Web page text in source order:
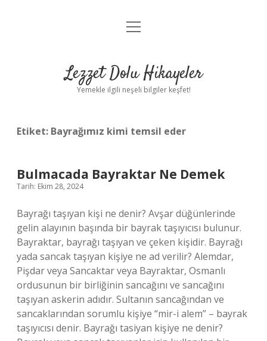
Anasayfa
Yasal Uyarı
menüyü
Lezzet Dolu Hikayeler
Yemekle ilgili neşeli bilgiler keşfet!
Etiket: Bayrağımız kimi temsil eder
Bulmacada Bayraktar Ne Demek
Tarih: Ekim 28, 2024
Bayrağı taşıyan kişi ne denir? Avşar düğünlerinde
gelin alayının başında bir bayrak taşıyıcısı bulunur.
Bayraktar, bayrağı taşıyan ve çeken kişidir. Bayrağı
yada sancak taşıyan kişiye ne ad verilir? Alemdar,
Pişdar veya Sancaktar veya Bayraktar, Osmanlı
ordusunun bir birliğinin sancağını ve sancağını
taşıyan askerin adıdır. Sultanın sancağından ve
sancaklarından sorumlu kişiye “mir-i alem” – bayrak
taşıyıcısı denir. Bayrağı tasiyan kişiye ne denir?